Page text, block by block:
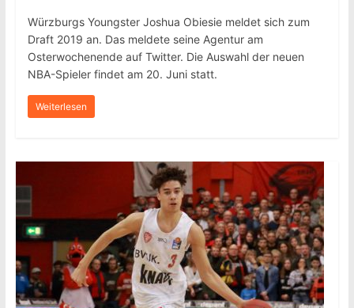
Würzburgs Youngster Joshua Obiesie meldet sich zum
Draft 2019 an. Das meldete seine Agentur am
Osterwochenende auf Twitter. Die Auswahl der neuen
NBA-Spieler findet am 20. Juni statt.
Weiterlesen